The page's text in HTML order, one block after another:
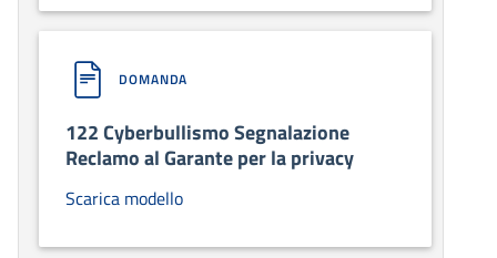
DOMANDA
122 Cyberbullismo Segnalazione
Reclamo al Garante per la privacy
Scarica modello